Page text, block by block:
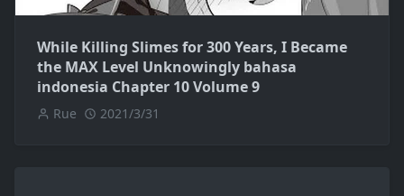
While Killing Slimes for 300 Years, I Became
the MAX Level Unknowingly bahasa
indonesia Chapter 10 Volume 9
Rue 2021/3/31